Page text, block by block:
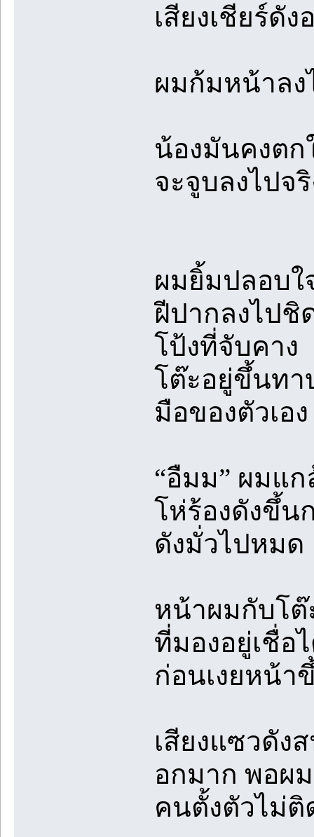
เสียงเชียร์ดั
ผมก้มหน้าลง
น้องมันคงตก
จะจูบลงไปจ
ผมยิ้มปลอบใ
ฝีปากลงไปชิ
โป้งที่จับคาง
โต๊ะอยู่ขึ้นท
มือของตัวเอง
“อืมม” ผมแก
โห่ร้องดังขึ้น
ดังมั่วไปหมด
หน้าผมกับโต๊
ที่มองอยู่เชื่อ
ก่อนเงยหน้า
เสียงแซวดัง
อกมาก พอผ
คนตั้งตัวไม่ติ